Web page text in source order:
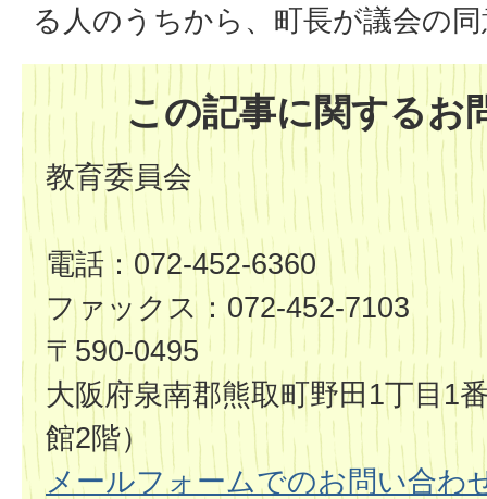
る人のうちから、町長が議会の
この記事に関するお
教育委員会
電話：072-452-6360
ファックス：072-452-7103
〒590-0495
大阪府泉南郡熊取町野田1丁目1
館2階）
メールフォームでのお問い合わ